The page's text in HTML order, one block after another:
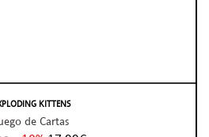
KITTENS
de Cartas